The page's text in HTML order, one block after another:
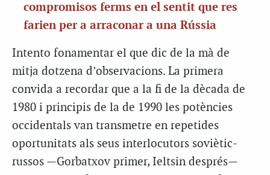
compromisos ferms en el sentit que res
farien per a arraconar a una Rússia
Intento fonamentar el que dic de la mà de
mitja dotzena d’observacions. La primera
convida a recordar que a la fi de la dècada de
1980 i principis de la de 1990 les potències
occidentals van transmetre en repetides
oportunitats als seus interlocutors soviètic-
russos —Gorbatxov primer, Ieltsin després—